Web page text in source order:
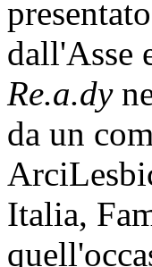
dall'Asse
Re.a.dy
da un
Italia,